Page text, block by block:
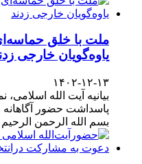
ملت با خلق
یاوه‌گویان خارجی
۱۴۰۲-۱۲-۱۳
بیانیه آیت الله
بسم الله الرحمن